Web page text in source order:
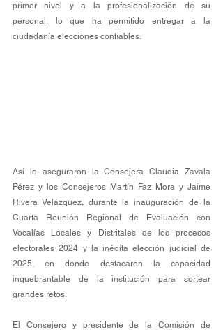
primer nivel y a la profesionalización de su
personal, lo que ha permitido entregar a la
ciudadanía elecciones confiables.
Así lo aseguraron la Consejera Claudia Zavala
Pérez y los Consejeros Martín Faz Mora y Jaime
Rivera Velázquez, durante la inauguración de la
Cuarta Reunión Regional de Evaluación con
Vocalías Locales y Distritales de los procesos
electorales 2024 y la inédita elección judicial de
2025, en donde destacaron la capacidad
inquebrantable de la institución para sortear
grandes retos.
El Consejero y presidente de la Comisión de